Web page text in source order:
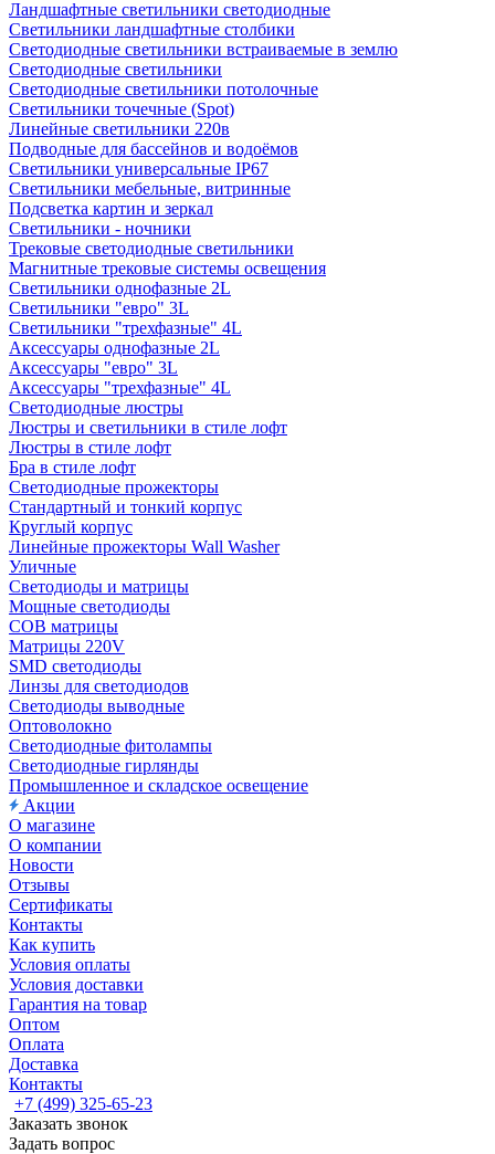
Ландшафтные светильники светодиодные
Светильники ландшафтные столбики
Светодиодные светильники встраиваемые в землю
Светодиодные светильники
Светодиодные светильники потолочные
Светильники точечные (Spot)
Линейные светильники 220в
Подводные для бассейнов и водоёмов
Светильники универсальные IP67
Светильники мебельные, витринные
Подсветка картин и зеркал
Светильники - ночники
Трековые светодиодные светильники
Магнитные трековые системы освещения
Светильники однофазные 2L
Светильники "евро" 3L
Светильники "трехфазные" 4L
Аксессуары однофазные 2L
Аксессуары "евро" 3L
Аксессуары "трехфазные" 4L
Светодиодные люстры
Люстры и светильники в стиле лофт
Люстры в стиле лофт
Бра в стиле лофт
Светодиодные прожекторы
Стандартный и тонкий корпус
Круглый корпус
Линейные прожекторы Wall Washer
Уличные
Светодиоды и матрицы
Мощные светодиоды
COB матрицы
Матрицы 220V
SMD светодиоды
Линзы для светодиодов
Светодиоды выводные
Оптоволокно
Светодиодные фитолампы
Светодиодные гирлянды
Промышленное и складское освещение
Акции
О магазине
О компании
Новости
Отзывы
Сертификаты
Контакты
Как купить
Условия оплаты
Условия доставки
Гарантия на товар
Оптом
Оплата
Доставка
Контакты
+7 (499) 325-65-23
Заказать звонок
Задать вопрос